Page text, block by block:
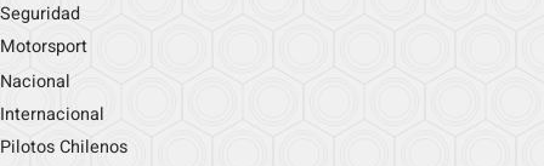
Seguridad
Motorsport
Nacional
Internacional
Pilotos Chilenos